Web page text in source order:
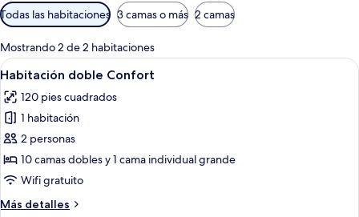
Filtros
disponibles
para
las
habitaciones
Todas las habitaciones 3 camas o más 2 camas
Mostrando 2 de 2 habitaciones
Abrir
todas
las
fotos
de
Habitación
doble
Un dormitorio con cabecera de
2
Habitación doble Confort
120 pies cuadrados
1 habitación
2 personas
10 camas dobles y 1 cama individual grande
Wifi gratuito
Más detalles
Más